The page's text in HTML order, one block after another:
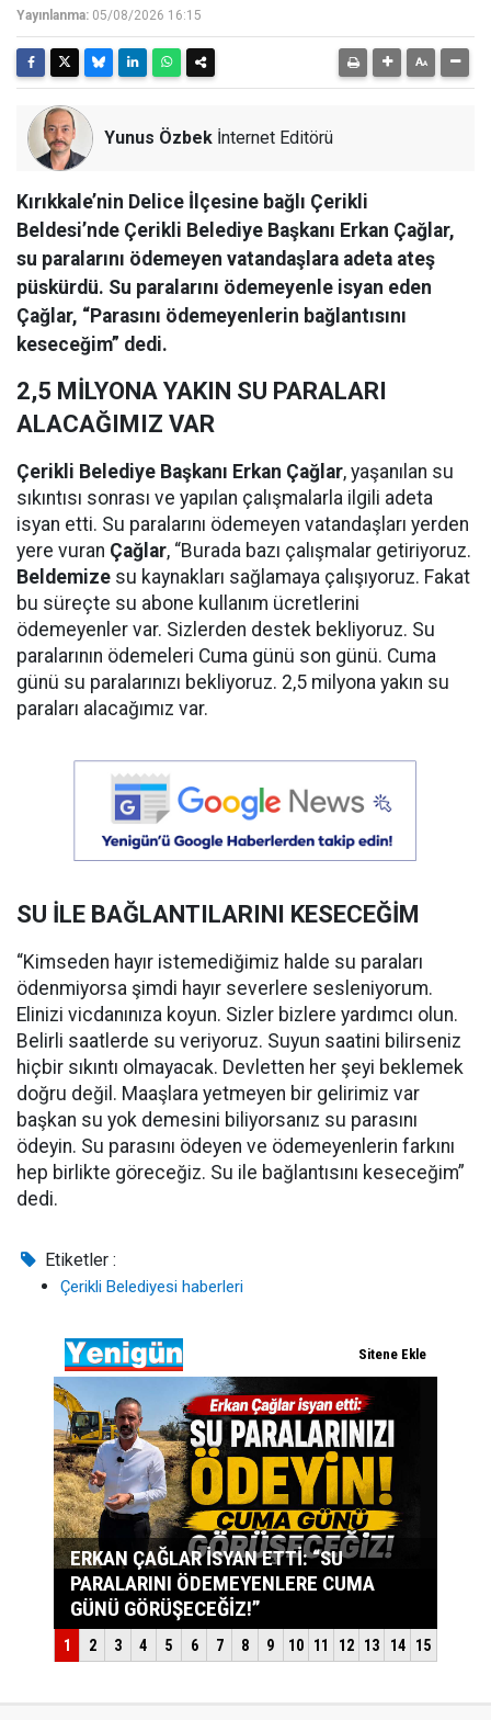
Yayınlanma: 05/08/2026 16:15
Yunus Özbek İnternet Editörü
Kırıkkale’nin Delice İlçesine bağlı Çerikli
Beldesi’nde Çerikli Belediye Başkanı Erkan Çağlar,
su paralarını ödemeyen vatandaşlara adeta ateş
püskürdü. Su paralarını ödemeyenle isyan eden
Çağlar, “Parasını ödemeyenlerin bağlantısını
keseceğim” dedi.
2,5 MİLYONA YAKIN SU PARALARI
ALACAĞIMIZ VAR
Çerikli Belediye Başkanı Erkan Çağlar, yaşanılan su
sıkıntısı sonrası ve yapılan çalışmalarla ilgili adeta
isyan etti. Su paralarını ödemeyen vatandaşları yerden
yere vuran Çağlar, “Burada bazı çalışmalar getiriyoruz.
Beldemize su kaynakları sağlamaya çalışıyoruz. Fakat
bu süreçte su abone kullanım ücretlerini
ödemeyenler var. Sizlerden destek bekliyoruz. Su
paralarının ödemeleri Cuma günü son günü. Cuma
günü su paralarınızı bekliyoruz. 2,5 milyona yakın su
paraları alacağımız var.
SU İLE BAĞLANTILARINI KESECEĞİM
“Kimseden hayır istemediğimiz halde su paraları
ödenmiyorsa şimdi hayır severlere sesleniyorum.
Elinizi vicdanınıza koyun. Sizler bizlere yardımcı olun.
Belirli saatlerde su veriyoruz. Suyun saatini bilirseniz
hiçbir sıkıntı olmayacak. Devletten her şeyi beklemek
doğru değil. Maaşlara yetmeyen bir gelirimiz var
başkan su yok demesini biliyorsanız su parasını
ödeyin. Su parasını ödeyen ve ödemeyenlerin farkını
hep birlikte göreceğiz. Su ile bağlantısını keseceğim”
dedi.
Etiketler :
Çerikli Belediyesi haberleri